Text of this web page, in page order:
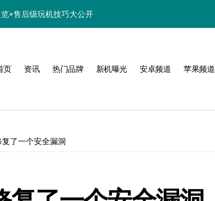
+售后级玩机技巧大公开
功能，速来围观！
，售后带你抢先看！
览尽核心亮点配置
智能科技新体验！
带您抢先看！
领先一路！
页 资讯 热门品牌 新机曝光 安卓频道 苹果频道
了一个安全漏洞